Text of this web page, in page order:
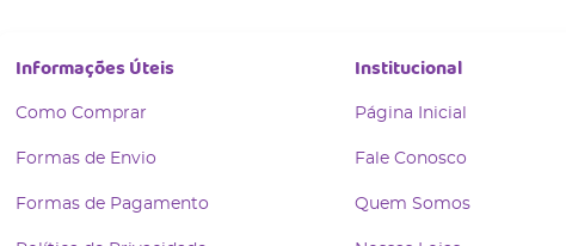
Informações Úteis
Como Comprar
Formas de Envio
Formas de Pagamento
Institucional
Página Inicial
Fale Conosco
Quem Somos